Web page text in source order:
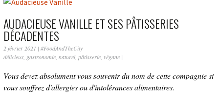
AUDACIEUSE VANILLE ET SES PÂTISSERIES
DÉCADENTES
2 février 2021 | #FoodAndTheCity
délicieux, gastronomie, naturel, pâtisserie, végane |
Vous devez absolument vous souvenir du nom de cette compagnie si
vous souffrez d'allergies ou d'intolérances alimentaires.